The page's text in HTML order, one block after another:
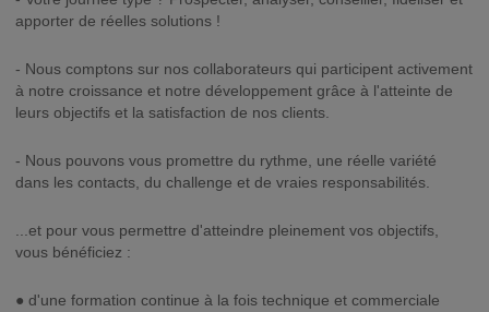
apporter de réelles solutions !
- Nous comptons sur nos collaborateurs qui participent activement
à notre croissance et notre développement grâce à l'atteinte de
leurs objectifs et la satisfaction de nos clients.
- Nous pouvons vous promettre du rythme, une réelle variété
dans les contacts, du challenge et de vraies responsabilités.
...et pour vous permettre d'atteindre pleinement vos objectifs,
vous bénéficiez :
● d'une formation continue à la fois technique et commerciale